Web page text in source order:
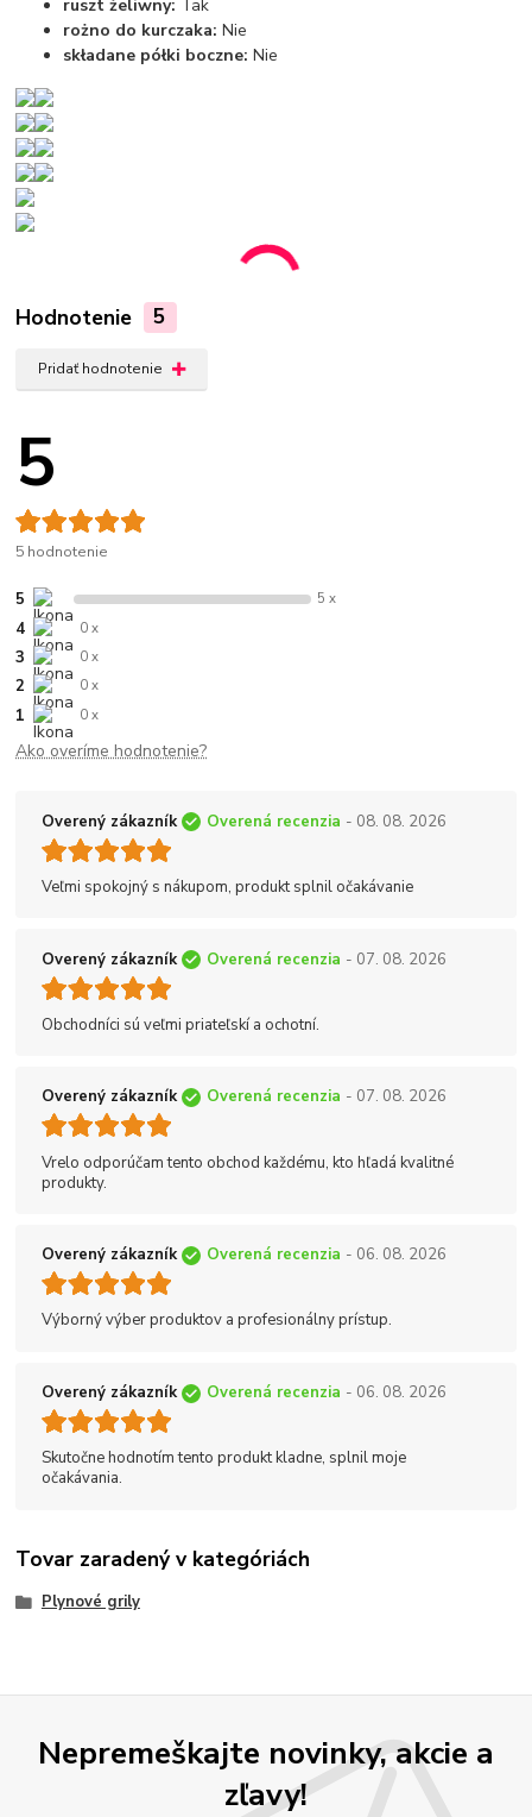
ruszt żeliwny: Tak
rożno do kurczaka: Nie
składane półki boczne: Nie
Hodnotenie 5
Pridať hodnotenie
5
5 hodnotenie
5 5 x
4 0 x
3 0 x
2 0 x
1 0 x
Ako overíme hodnotenie?
Overený zákazník Overená recenzia - 08. 08. 2026
Veľmi spokojný s nákupom, produkt splnil očakávanie
Overený zákazník Overená recenzia - 07. 08. 2026
Obchodníci sú veľmi priateľskí a ochotní.
Overený zákazník Overená recenzia - 07. 08. 2026
Vrelo odporúčam tento obchod každému, kto hľadá kvalitné
produkty.
Overený zákazník Overená recenzia - 06. 08. 2026
Výborný výber produktov a profesionálny prístup.
Overený zákazník Overená recenzia - 06. 08. 2026
Skutočne hodnotím tento produkt kladne, splnil moje
očakávania.
Tovar zaradený v kategóriách
Plynové grily
Nepremeškajte novinky, akcie a
zľavy!